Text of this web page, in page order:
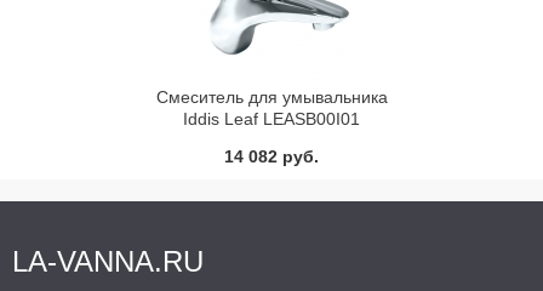
Смеситель для умывальника
Iddis Leaf LEASB00I01
14 082 руб.
LA-VANNA.RU